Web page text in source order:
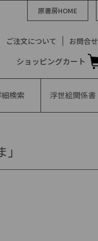
原書房HOME
ご注文について お問合せ
ショッピングカート
検索 浮世絵関係書